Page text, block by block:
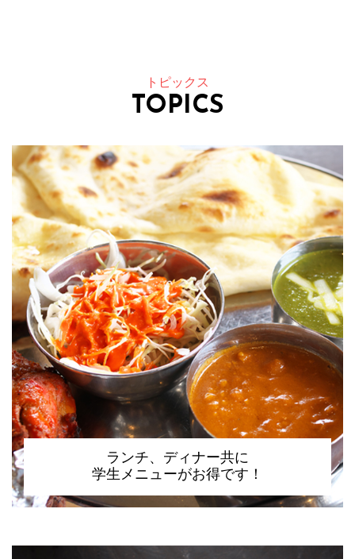
トピックス
TOPICS
ランチ、ディナー共に
学生メニューがお得です！